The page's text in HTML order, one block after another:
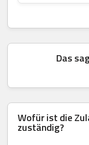
Das
Wofür ist die
zuständig?